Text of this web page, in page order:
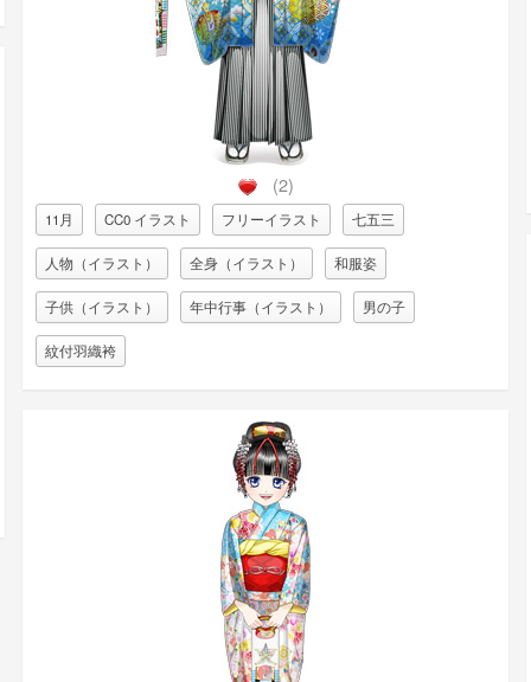
(2)
11月 CC0 イラスト フリーイラスト 七五三
人物（イラスト） 全身（イラスト） 和服姿
子供（イラスト） 年中行事（イラスト） 男の子
紋付羽織袴